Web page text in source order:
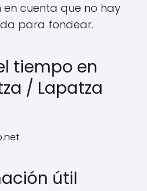
cuenta que no hay
para fondear.
tiempo en
/ Lapatza
útil